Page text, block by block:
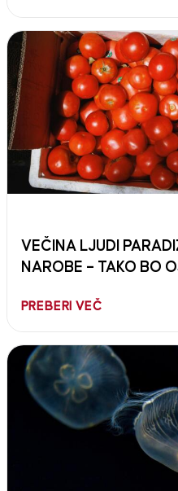
VEČINA LJUDI
NAROBE – TAKO BO
PREBERI VEČ